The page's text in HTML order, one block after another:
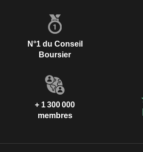
N°1 du Conseil
Boursier
+ 1 300 000
membres